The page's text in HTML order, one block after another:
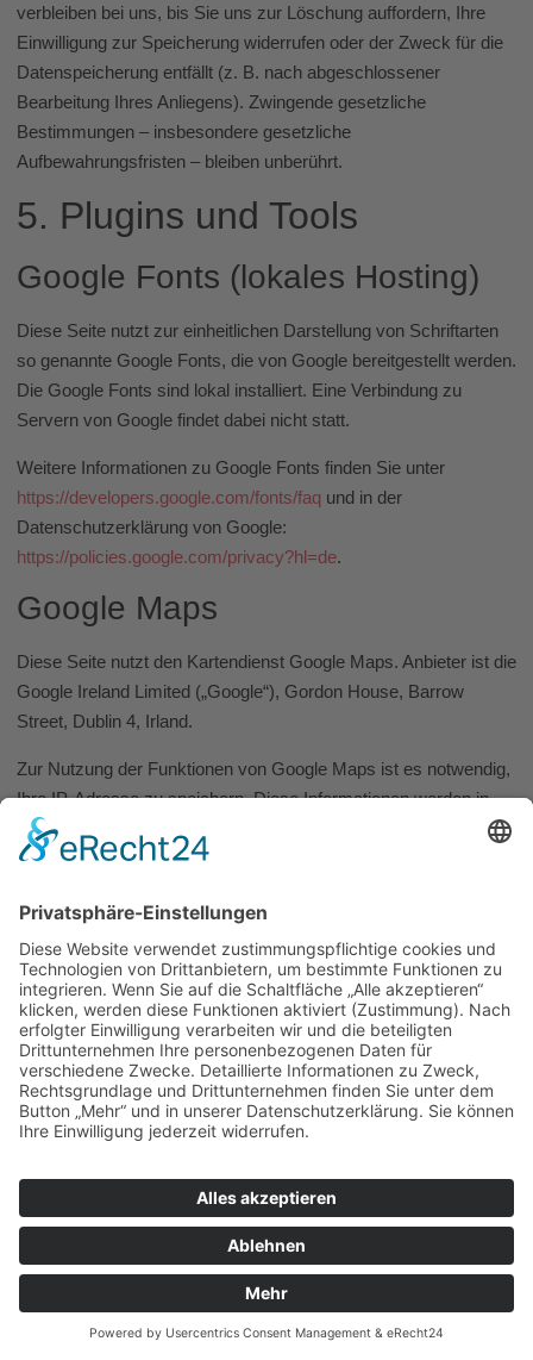
verbleiben bei uns, bis Sie uns zur Löschung auffordern, Ihre
Einwilligung zur Speicherung widerrufen oder der Zweck für die
Datenspeicherung entfällt (z. B. nach abgeschlossener
Bearbeitung Ihres Anliegens). Zwingende gesetzliche
Bestimmungen – insbesondere gesetzliche
Aufbewahrungsfristen – bleiben unberührt.
5. Plugins und Tools
Google Fonts (lokales Hosting)
Diese Seite nutzt zur einheitlichen Darstellung von Schriftarten
so genannte Google Fonts, die von Google bereitgestellt werden.
Die Google Fonts sind lokal installiert. Eine Verbindung zu
Servern von Google findet dabei nicht statt.
Weitere Informationen zu Google Fonts finden Sie unter
https://developers.google.com/fonts/faq und in der
Datenschutzerklärung von Google:
https://policies.google.com/privacy?hl=de.
Google Maps
Diese Seite nutzt den Kartendienst Google Maps. Anbieter ist die
Google Ireland Limited („Google“), Gordon House, Barrow
Street, Dublin 4, Irland.
Zur Nutzung der Funktionen von Google Maps ist es notwendig,
Ihre IP-Adresse zu speichern. Diese Informationen werden in
der Regel an einen Server von Google in den USA übertragen
und dort gespeichert. Der Anbieter dieser Seite hat keinen
aktiviert ist, kann Google zum Zwecke der einheitlichen
Darstellung der Schriftarten Google Fonts verwenden. Beim
Aufruf von Google Maps lädt Ihr Browser die benötigten Web
Fonts in ihren Browsercache, um Texte und Schriftarten korrekt
anzuzeigen.
Die Nutzung von Google Maps erfolgt im Interesse einer
ansprechenden Darstellung unserer Online-Angebote und an
einer leichten Auffindbarkeit der von uns auf der Website
Sinne von Art. 6 Abs. 1 lit. f DSGVO dar. Sofern eine
entsprechende Einwilligung abgefragt wurde, erfolgt die
Verarbeitung ausschließlich auf Grundlage von Art. 6 Abs. 1 lit. a
DSGVO und § 25 Abs. 1 TTDSG, soweit die Einwilligung die